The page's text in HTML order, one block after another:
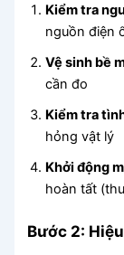
Kiểm tra
nguồn điện
Vệ sinh bề
cần đo
Kiểm tra
hỏng vật lý
Khởi động
hoàn tất
Bước 2: